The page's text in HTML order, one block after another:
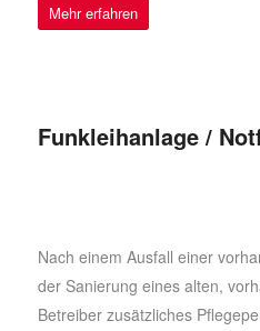
Mehr erfahren
Funkleihanlage /
Nach einem Ausfall einer
der Sanierung eines alten,
Betreiber zusätzliches